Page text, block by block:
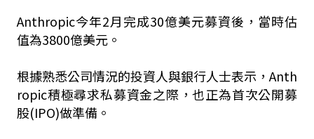
Anthropic今年2月完成30億美元募資後，當時估
值為3800億美元。
根據熟悉公司情況的投資人與銀行人士表示，Anth
ropic積極尋求私募資金之際，也正為首次公開募
股(IPO)做準備。